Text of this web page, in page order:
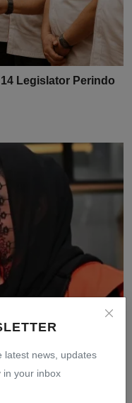
latest news, updates
in your inbox
Legislator Perindo